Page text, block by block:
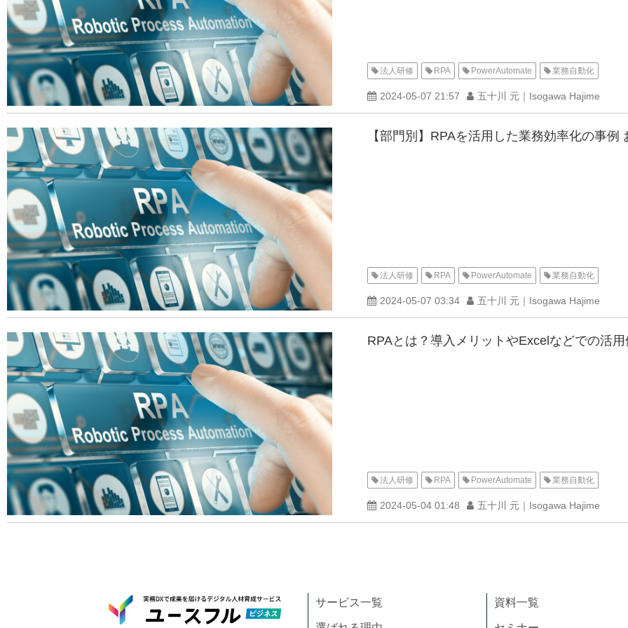
法人研修 RPA PowerAutomate 業務自動化
2024-05-07 21:57 五十川 元｜Isogawa Hajime
【部門別】RPAを活用した業務効率化の事例
法人研修 RPA PowerAutomate 業務自動化
2024-05-07 03:34 五十川 元｜Isogawa Hajime
RPAとは？導入メリットやExcelなどでの活
法人研修 RPA PowerAutomate 業務自動化
2024-05-04 01:48 五十川 元｜Isogawa Hajime
サービス一覧 資料一覧